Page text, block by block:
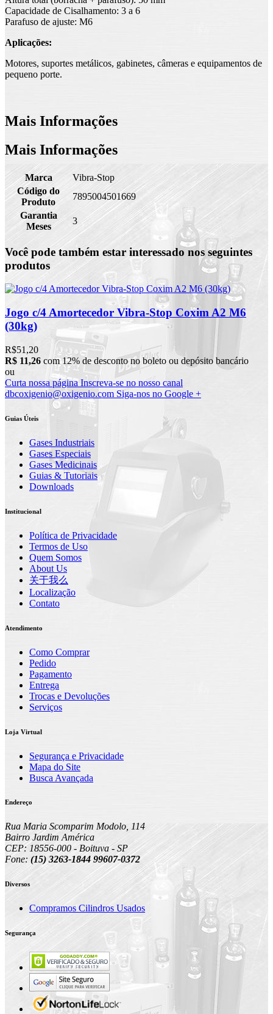
Capacidade de Cisalhamento: 3 a 6
Parafuso de ajuste: M6
Aplicações:
Motores, suportes metálicos, gabinetes, câmeras e equipamentos de
pequeno porte.
Mais Informações
Mais Informações
Marca
Vibra-Stop
Código do
Produto
7895004501669
Garantia
Meses
3
Você pode também estar interessado nos seguintes
produtos
Jogo c/4 Amortecedor Vibra-Stop Coxim A2 M6
(30kg)
R$51,20
R$ 11,26 com 12% de desconto no boleto ou depósito bancário
ou
Curta nossa página Inscreva-se no nosso canal
dbcoxigenio@oxigenio.com Siga-nos no Google +
Guias Úteis
Gases Industriais
Gases Especiais
Gases Medicinais
Guias & Tutoriais
Downloads
Institucional
Política de Privacidade
Termos de Uso
Quem Somos
About Us
关于我么
Localização
Contato
Atendimento
Como Comprar
Pedido
Pagamento
Entrega
Trocas e Devoluções
Serviços
Loja Virtual
Segurança e Privacidade
Mapa do Site
Busca Avançada
Endereço
Rua Maria Scomparim Modolo, 114
Bairro Jardim América
CEP: 18556-000 - Boituva - SP
Fone:(15) 3263-1844 99607-0372
Diversos
Compramos Cilindros Usados
Segurança